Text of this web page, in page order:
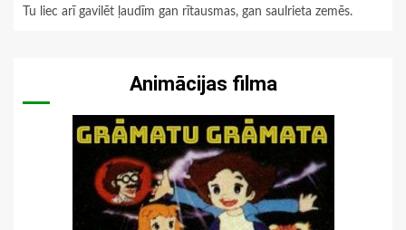
Tu liec arī gavilēt ļaudīm gan rītausmas, gan saulrieta zemēs.
Animācijas filma